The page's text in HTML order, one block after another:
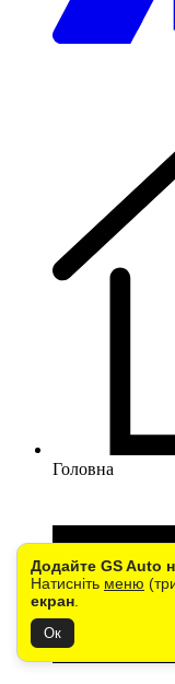
Додайте GS Auto
Натисніть меню
екран
Ок
Головна